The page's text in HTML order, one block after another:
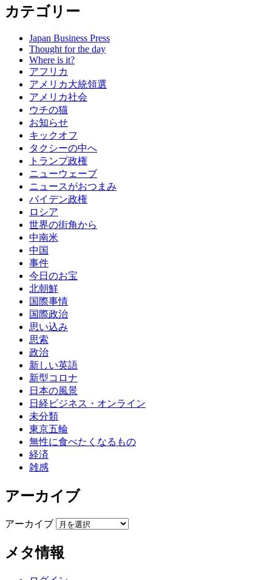
カテゴリー
Japan Business Press
Thought for the day
Where is it?
アフリカ
アメリカ大統領選
アメリカ社会
ウチの猫
お知らせ
キックオフ
タクシーの中へ
トランプ政権
ニューウェーブ
ニュースがおつまみ
バイデン政権
ロシア
世界の街角から
中南米
中国
事件
今日のお宝
北朝鮮
国際事情
国際政治
思い込み
思索
政治
新しい英語
新型コロナ
日本の風景
日経ビジネス・オンライン
未分類
東京五輪
無性に食べたくなるもの
経済
雑感
アーカイブ
アーカイブ
メタ情報